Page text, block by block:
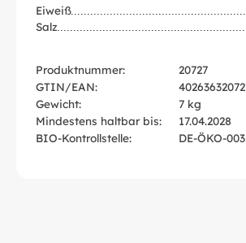
Eiweiß
Salz
Produktnummer:
20727
GTIN/EAN:
Gewicht:
7 kg
Mindestens haltbar bis:
17.04.2028
BIO-Kontrollstelle:
DE-ÖKO-003